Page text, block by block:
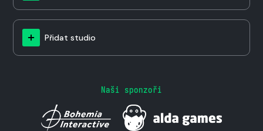
Přidat studio
Naši sponzoři